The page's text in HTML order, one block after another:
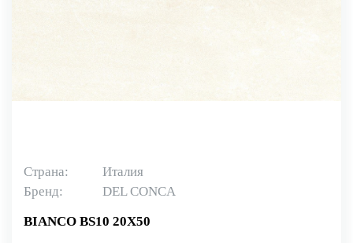
Страна:
Италия
Бренд:
DEL CONCA
BIANCO BS10 20X50